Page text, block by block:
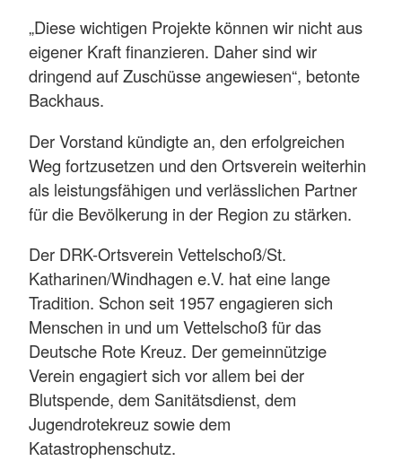
„Diese wichtigen Projekte können wir nicht aus
eigener Kraft finanzieren. Daher sind wir
dringend auf Zuschüsse angewiesen“, betonte
Backhaus.
Der Vorstand kündigte an, den erfolgreichen
Weg fortzusetzen und den Ortsverein weiterhin
als leistungsfähigen und verlässlichen Partner
für die Bevölkerung in der Region zu stärken.
Der DRK-Ortsverein Vettelschoß/St.
Katharinen/Windhagen e.V. hat eine lange
Tradition. Schon seit 1957 engagieren sich
Menschen in und um Vettelschoß für das
Deutsche Rote Kreuz. Der gemeinnützige
Verein engagiert sich vor allem bei der
Blutspende, dem Sanitätsdienst, dem
Jugendrotekreuz sowie dem
Katastrophenschutz.